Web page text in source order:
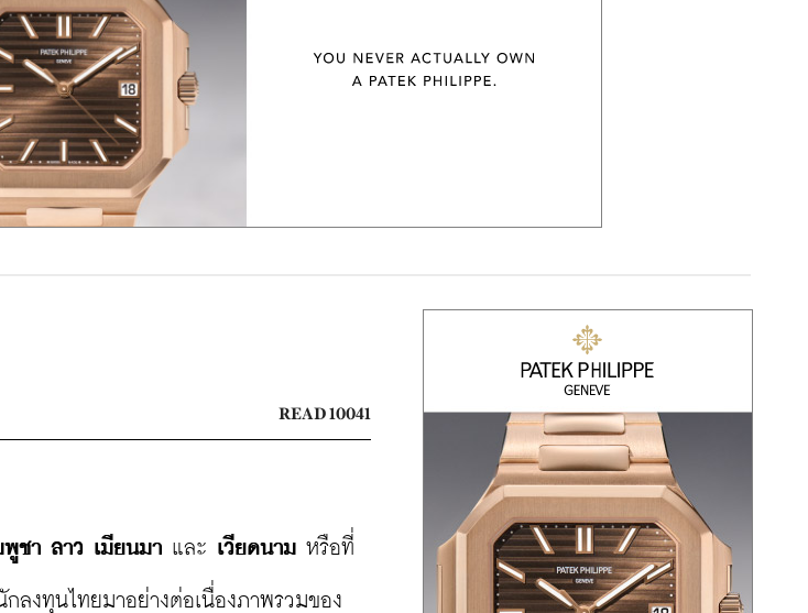
READ 10041
ชา ลาว เมียนมา และ เวียดนาม หรือที่
ลงทุนไทยมาอย่างต่อเนื่องภาพรวมของ